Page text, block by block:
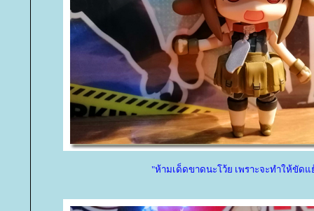
"ห้ามเด็ดขาดนะโว้ย เพราะจะทำให้ขัดแ